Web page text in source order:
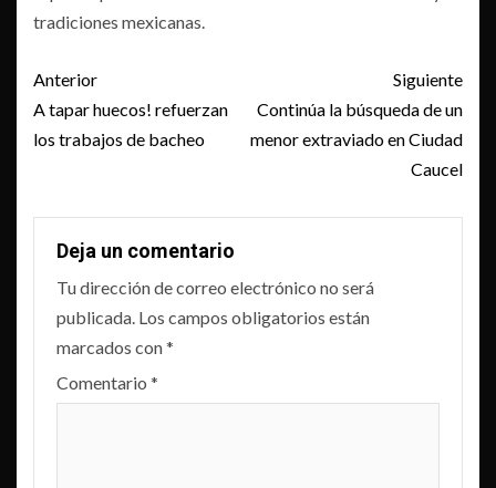
tradiciones mexicanas.
Post
navigation
Anterior
A tapar huecos! refuerzan
los trabajos de bacheo
Siguiente
Continúa la búsqueda de un
menor extraviado en Ciudad
Caucel
Deja un comentario
Tu dirección de correo electrónico no será
publicada. Los campos obligatorios están
marcados con*
Comentario *